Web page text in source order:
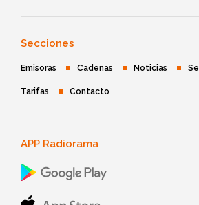
Secciones
Emisoras Cadenas Noticias
Tarifas Contacto
APP Radiorama